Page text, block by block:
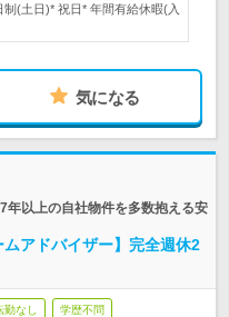
(土日)* 祝日* 年間有給休暇(入
気になる
年以上の自社物件を多数抱える安
アドバイザー】完全週休2
勤なし 学歴不問